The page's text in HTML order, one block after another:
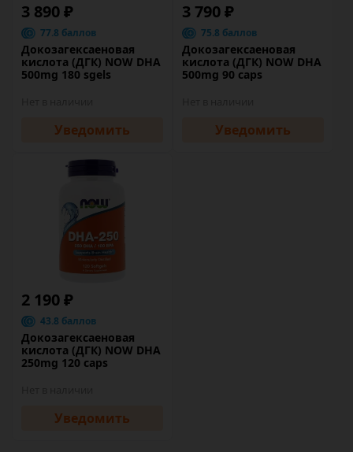
3 890 ₽
77.8 баллов
Докозагексаеновая
кислота (ДГК) NOW DHA
500mg 180 sgels
Уведомить
3 790 ₽
75.8 баллов
Докозагексаеновая
кислота (ДГК) NOW DHA
500mg 90 caps
Уведомить
2 190 ₽
43.8 баллов
Докозагексаеновая
кислота (ДГК) NOW DHA
250mg 120 caps
Уведомить